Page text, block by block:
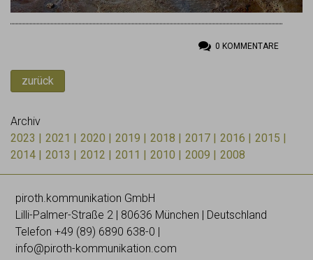
0 KOMMENTARE
zurück
Archiv
2023
2021 2020 2019 2018 2017 2016
2015
2014
2013 2012 2011 2010 2009 2008
piroth.kommunikation GmbH
Lilli-Palmer-Straße 2 | 80636 München | Deutschland
Telefon +49 (89) 6890 638-0
info@piroth-kommunikation.com